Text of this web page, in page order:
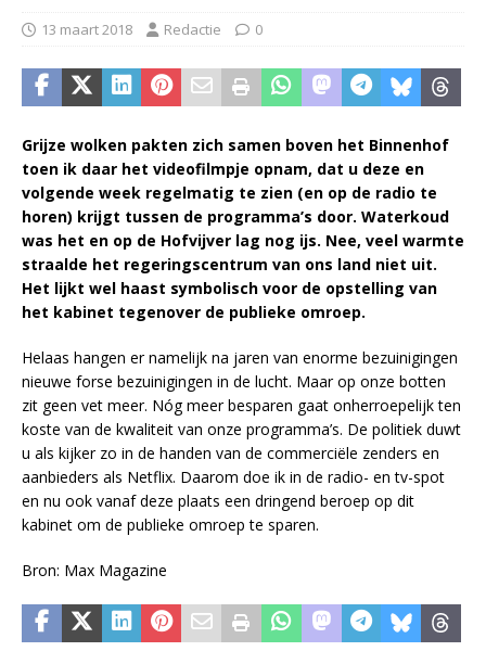
13 maart 2018 Redactie 0
Grijze wolken pakten zich samen boven het Binnenhof
toen ik daar het videofilmpje opnam, dat u deze en
volgende week regelmatig te zien (en op de radio te
horen) krijgt tussen de programma’s door. Waterkoud
was het en op de Hofvijver lag nog ijs. Nee, veel warmte
straalde het regeringscentrum van ons land niet uit.
Het lijkt wel haast symbolisch voor de opstelling van
het kabinet tegenover de publieke omroep.
Helaas hangen er namelijk na jaren van enorme bezuinigingen
nieuwe forse bezuinigingen in de lucht. Maar op onze botten
zit geen vet meer. Nóg meer besparen gaat onherroepelijk ten
koste van de kwaliteit van onze programma’s. De politiek duwt
u als kijker zo in de handen van de commerciële zenders en
aanbieders als Netflix. Daarom doe ik in de radio- en tv-spot
en nu ook vanaf deze plaats een dringend beroep op dit
kabinet om de publieke omroep te sparen.
Bron: Max Magazine